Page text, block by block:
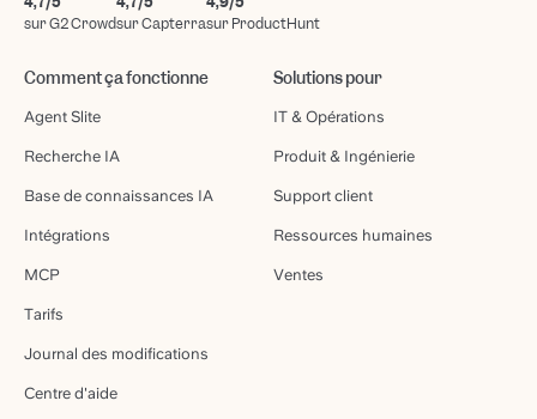
sur G2 Crowdsur Capterrasur ProductHunt
Comment ça fonctionne
Agent Slite
Recherche IA
Base de connaissances IA
Intégrations
MCP
Tarifs
Journal des modifications
Centre d'aide
Solutions pour
IT & Opérations
Produit & Ingénierie
Support client
Ressources humaines
Ventes